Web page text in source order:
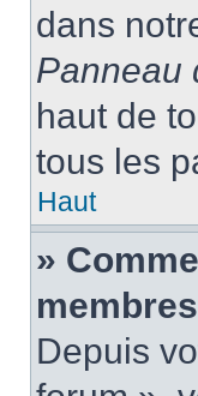
dans
Panneau
haut de
tous les
Haut
»
Depuis